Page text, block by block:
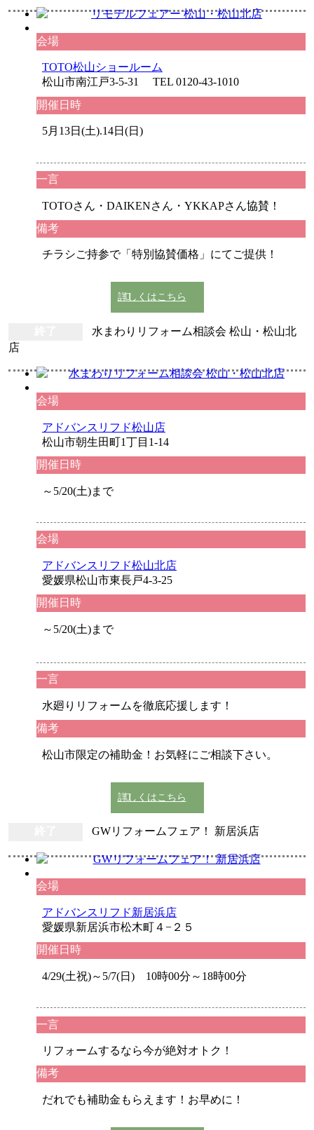
会場
TOTO松山ショールーム
松山市南江戸3-5-31 TEL 0120-43-1010
開催日時
5月13日(土).14日(日)
一言
TOTOさん・DAIKENさん・YKKAPさん協賛！
備考
チラシご持参で「特別協賛価格」にてご提供！
詳しくはこちら
水まわりリフォーム相談会 松山・松山北
店
会場
アドバンスリフド松山店
松山市朝生田町1丁目1-14
開催日時
～5/20(土)まで
会場
アドバンスリフド松山北店
愛媛県松山市東長戸4-3-25
開催日時
～5/20(土)まで
一言
水廻りリフォームを徹底応援します！
備考
松山市限定の補助金！お気軽にご相談下さい。
詳しくはこちら
GWリフォームフェア！ 新居浜店
会場
アドバンスリフド新居浜店
愛媛県新居浜市松木町４−２５
開催日時
4/29(土祝)～5/7(日) 10時00分～18時00分
一言
リフォームするなら今が絶対オトク！
備考
だれでも補助金もらえます！お早めに！